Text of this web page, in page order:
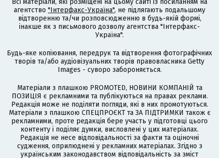
агентство "Інтерфакс-Україна", не підлягають подальшому
відтворенню та/чи розповсюдженню в будь-якій формі,
інакше як з письмового дозволу агентства "Інтерфакс-
Україна".
Будь-яке копіювання, передрук та відтворення фотографічних
творів та/або аудіовізуальних творів правовласника Getty
Images - суворо забороняється.
Матеріали з плашкою PROMOTED, НОВИНИ КОМПАНІЙ та
ПОЗИЦІЯ є рекламними та публікуються на правах реклами.
Редакція може не поділяти погляди, які в них промотуються.
Матеріали з плашкою СПЕЦПРОЄКТ та ЗА ПІДТРИМКИ також є
рекламними, проте редакція бере участь у підготовці цього
контенту і поділяє думки, висловлені у цих матеріалах.
Редакція не несе відповідальності за факти та оціночні
судження, оприлюднені у рекламних матеріалах. Згідно з
українським законодавством відповідальність за зміст